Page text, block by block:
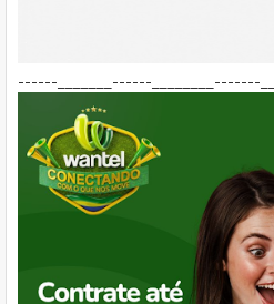
------_______------________-------___